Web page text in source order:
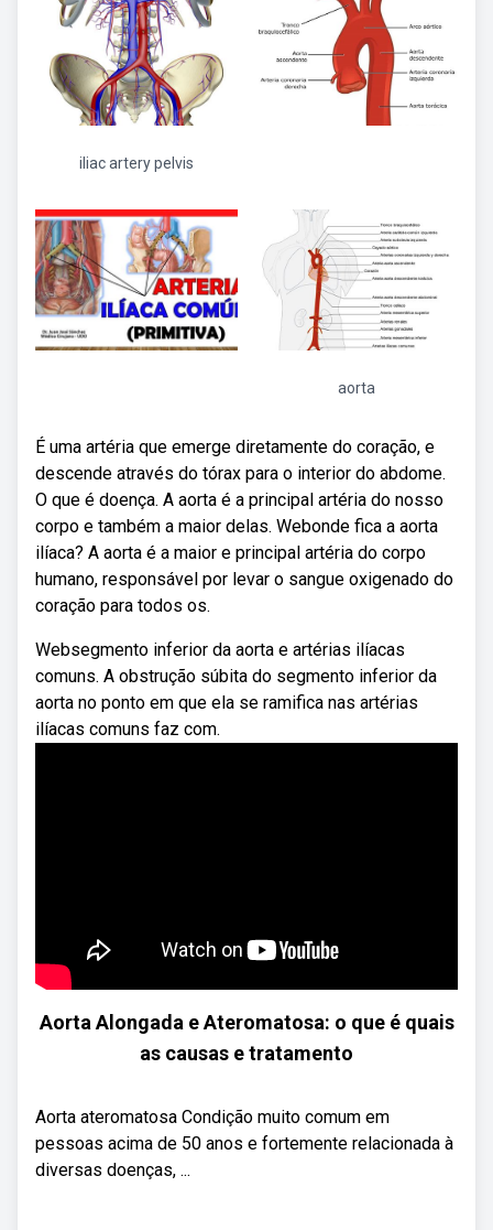
iliac artery pelvis
aorta
É uma artéria que emerge diretamente do coração, e
descende através do tórax para o interior do abdome.
O que é doença. A aorta é a principal artéria do nosso
corpo e também a maior delas. Webonde fica a aorta
ilíaca? A aorta é a maior e principal artéria do corpo
humano, responsável por levar o sangue oxigenado do
coração para todos os.
Websegmento inferior da aorta e artérias ilíacas
comuns. A obstrução súbita do segmento inferior da
aorta no ponto em que ela se ramifica nas artérias
ilíacas comuns faz com.
Aorta Alongada e Ateromatosa: o que é quais
as causas e tratamento
Aorta ateromatosa Condição muito comum em
pessoas acima de 50 anos e fortemente relacionada à
diversas doenças, ...